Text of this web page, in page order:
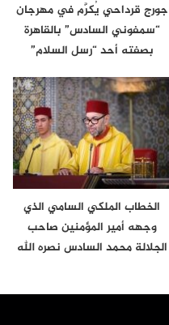
جورج قرداحي يُكرَّم في مهرجان
“سمفوني السادس” بالقاهرة
بصفته أحد “رسل السلام”
الخطاب الملكي السامي الذي
وجهه أمير المؤمنين صاحب
الجلالة محمد السادس نصره الله